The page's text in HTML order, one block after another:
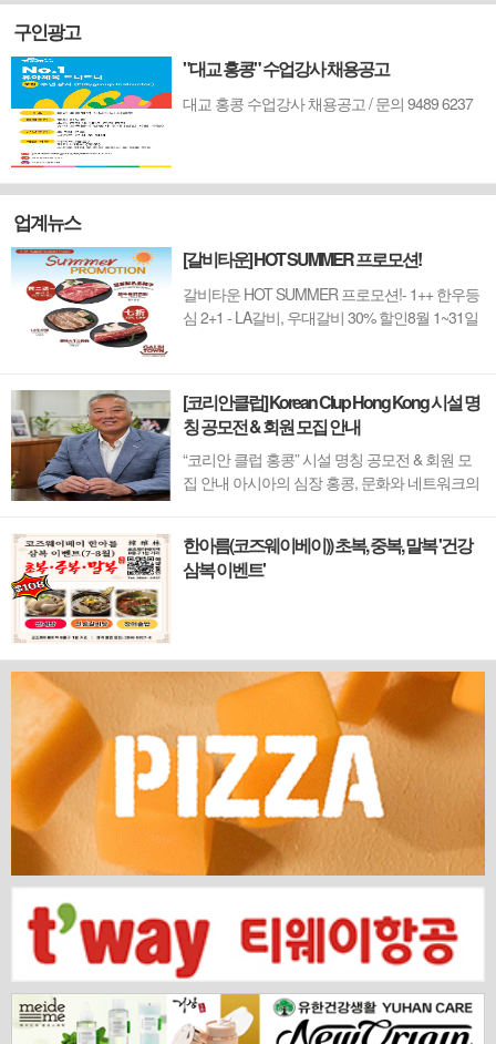
구인광고
"대교 홍콩" 수업강사 채용공고
대교 홍콩 수업강사 채용공고 / 문의 9489 6237
업계뉴스
[갈비타운] HOT SUMMER 프로모션!
갈비타운 HOT SUMMER 프로모션!- 1++ 한우등
심 2+1 - LA갈비, 우대갈비 30% 할인8월 1~31일
[코리안클럽] Korean Clup Hong Kong 시설 명
칭 공모전 & 회원 모집 안내
“코리안 클럽 홍콩” 시설 명칭 공모전 & 회원 모
집 안내 아시아의 심장 홍콩, 문화와 네트워크의
홍콩. 이 역동적인 글로벌 허브의 중심에서 한국
의 깊이 있는 문화유산과 세계적 감각을 잇는 새
한아름(코즈웨이베이)) 초복, 중복, 말복 '건강
삼복 이벤트'